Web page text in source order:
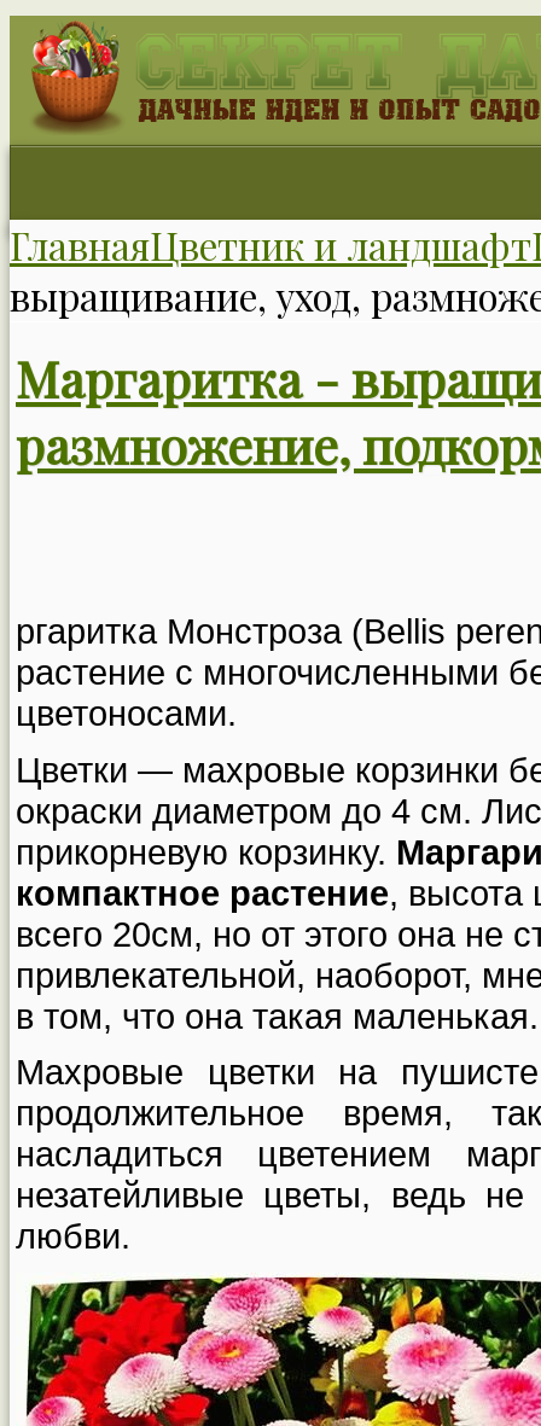
ГлавнаяЦветник и ландшафт
выращивание, уход,
Маргаритка -
размножение,
ргаритка Монстроза (Bellis
растение с многочисленными
цветоносами.
Цветки — махровые корзинки
окраски диаметром до 4 см.
прикорневую корзинку.
компактное растение, высота
всего 20см, но от этого она не
привлекательной, наоборот,
в том, что она такая маленькая.
Махровые цветки на
продолжительное время,
насладиться цветением
незатейливые цветы, ведь
любви.